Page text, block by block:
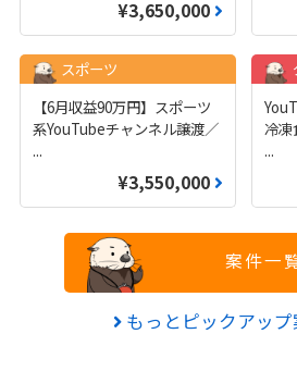
¥3,650,000
スポーツ
【6月収益90万円】スポーツ
系YouTubeチャンネル譲渡／
...
¥3,550,000
冷
...
案件一
もっとピックアッ